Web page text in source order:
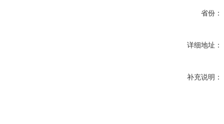
省份：
详细地址：
补充说明：